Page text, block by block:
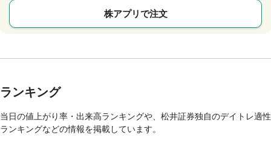
株アプリで注文
ランキング
当日の値上がり率・出来高ランキングや、松井証券独自のデイトレ適性
ランキングなどの情報を掲載しています。